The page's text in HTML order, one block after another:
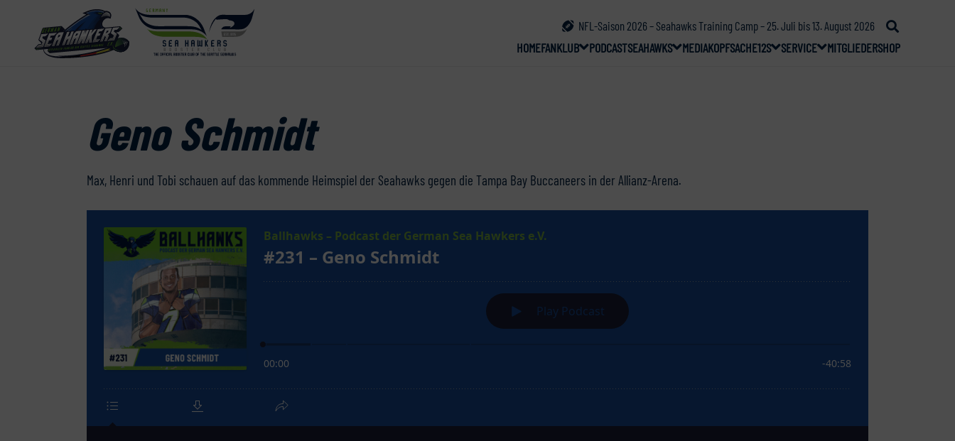
NFL-Saison 2026 – Seahawks Training Camp – 25. Juli bis 13. August 2026
HOMEFANKLUB PODCASTSEAHAWKS MEDIAKOPFSACHE12S SERVICE MITGLIEDERSHOP
Geno Schmidt
Max, Henri und Tobi schauen auf das kommende Heimspiel der Seahawks gegen die Tampa Bay Buccaneers in der Allianz-Arena.